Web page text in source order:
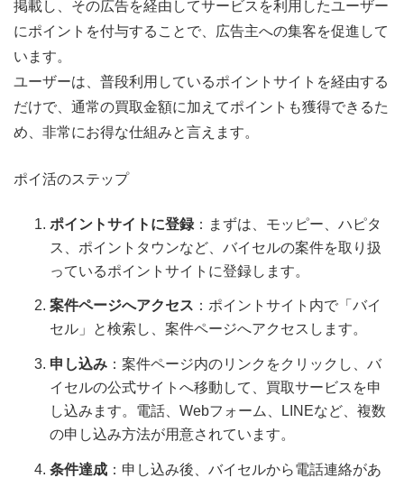
掲載し、その広告を経由してサービスを利用したユーザー
にポイントを付与することで、広告主への集客を促進して
います。
ユーザーは、普段利用しているポイントサイトを経由する
だけで、通常の買取金額に加えてポイントも獲得できるた
め、非常にお得な仕組みと言えます。
ポイ活のステップ
ポイントサイトに登録 ：まずは、モッピー、ハピタ
ス、ポイントタウンなど、バイセルの案件を取り扱
っているポイントサイトに登録します。
案件ページへアクセス ：ポイントサイト内で「バイ
セル」と検索し、案件ページへアクセスします。
申し込み ：案件ページ内のリンクをクリックし、バ
イセルの公式サイトへ移動して、買取サービスを申
し込みます。電話、Webフォーム、LINEなど、複数
の申し込み方法が用意されています。
条件達成 ：申し込み後、バイセルから電話連絡があ